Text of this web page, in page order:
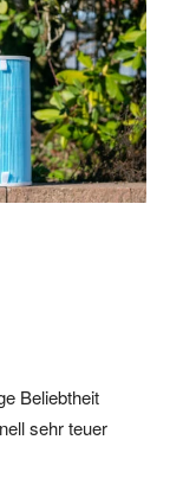
Beliebtheit
sehr teuer